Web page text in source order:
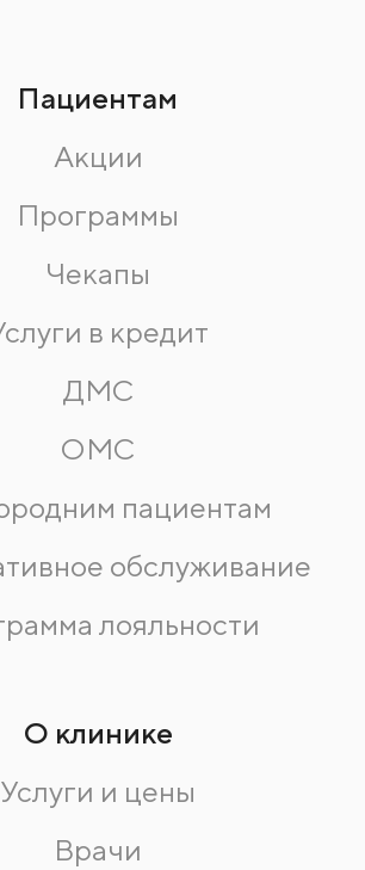
Пациентам
Акции
Программы
Чекапы
в кредит
ДМС
ОМС
пациентам
обслуживание
лояльности
О клинике
Услуги и цены
Врачи